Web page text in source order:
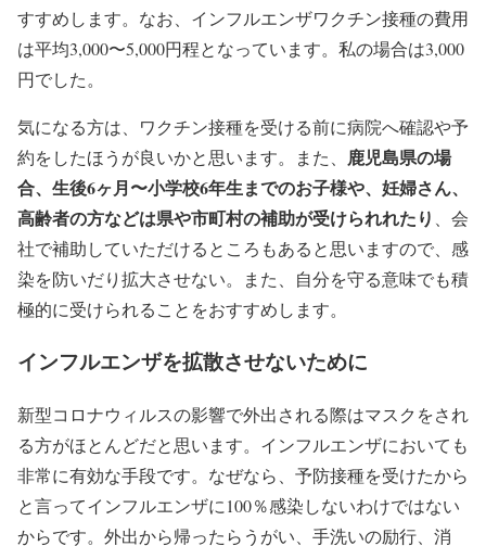
すすめします。なお、インフルエンザワクチン接種の費用
は平均3,000〜5,000円程となっています。私の場合は3,000
円でした。
気になる方は、ワクチン接種を受ける前に病院へ確認や予
約をしたほうが良いかと思います。また、 鹿児島県の場
合、生後6ヶ月〜小学校6年生までのお子様や、妊婦さん、
高齢者の方などは県や市町村の補助が受けられれたり
、会
社で補助していただけるところもあると思いますので、感
染を防いだり拡大させない。また、自分を守る意味でも積
極的に受けられることをおすすめします。
インフルエンザを拡散させないために
新型コロナウィルスの影響で外出される際はマスクをされ
る方がほとんどだと思います。インフルエンザにおいても
非常に有効な手段です。なぜなら、予防接種を受けたから
と言ってインフルエンザに100％感染しないわけではない
からです。外出から帰ったらうがい、手洗いの励行、消